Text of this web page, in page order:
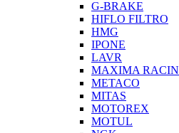
G-BRAKE
HIFLO FILTRO
HMG
IPONE
LAVR
MAXIMA
METACO
MITAS
MOTOREX
MOTUL